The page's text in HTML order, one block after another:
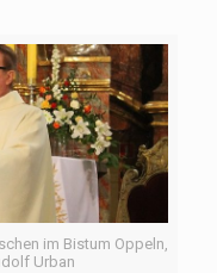
im Bistum Oppeln,
Urban